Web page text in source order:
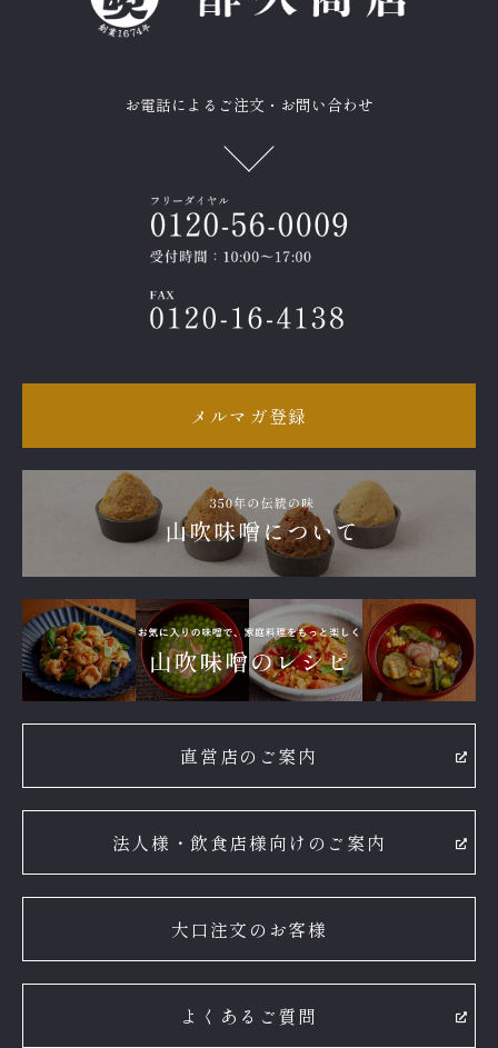
お電話によるご注文・お問い合わせ
メルマガ登録
直営店のご案内
法人様・飲食店様向けのご案内
大口注文のお客様
よくあるご質問